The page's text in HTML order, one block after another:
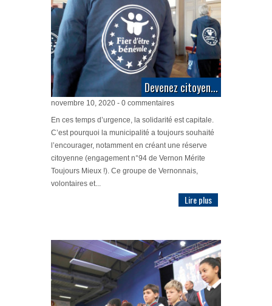
Devenez citoyen...
novembre 10, 2020 - 0 commentaires
En ces temps d’urgence, la solidarité est capitale.
C’est pourquoi la municipalité a toujours souhaité
l’encourager, notamment en créant une réserve
citoyenne (engagement n°94 de Vernon Mérite
Toujours Mieux !). Ce groupe de Vernonnais,
volontaires et...
Lire plus